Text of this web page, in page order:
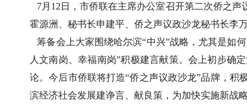
7月12日，市侨联在主席办公室召开第二次侨之声
霍源洲、秘书长申建平、侨之声议政沙龙秘书长李万
筹备会上大家围绕哈尔滨“中兴”战略，尤其是如
人文南岗、幸福南岗”积极建言献策。会上初步确
论。今后市侨联将打造“侨之声议政沙龙”品牌，
滨经济社会发展建诤言、献良策，为加快实施新战